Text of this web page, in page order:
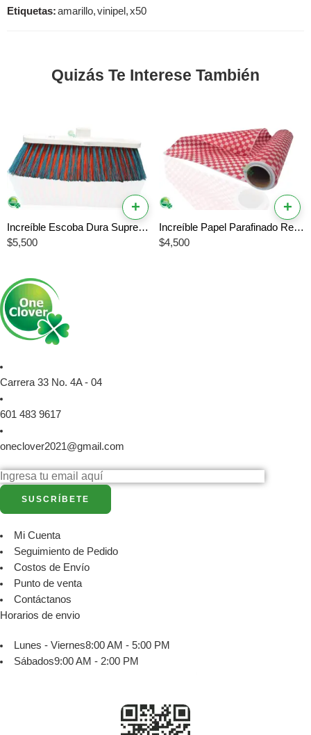
Etiquetas:amarillo,vinipel ,x50
Quizás Te Interese También
+
Increíble Escoba Dura Suprema 6 Filas # 18 – La Mejor Resistencia para Exteriores
$5,500
+
Increíble Papel Parafinado Ref # 20 Metros – El Mejor Papel Antiadherente Profesional
$4,500
Carrera 33 No. 4A - 04
601 483 9617
oneclover2021@gmail.com
Mi Cuenta
Seguimiento de Pedido
Costos de Envío
Punto de venta
Contáctanos
Horarios de envio
Lunes - Viernes8:00 AM - 5:00 PM
Sábados9:00 AM - 2:00 PM